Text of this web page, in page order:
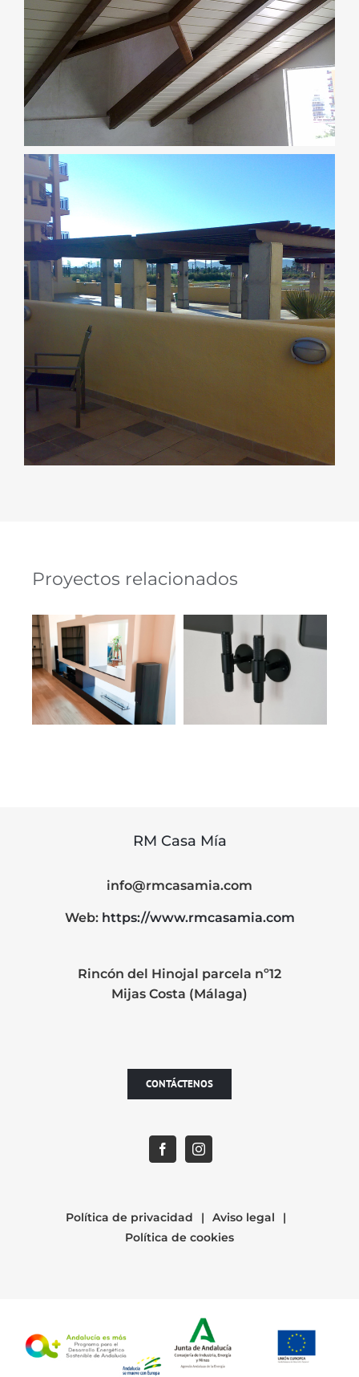
Proyectos relacionados
Puertas
Armarios y
vestidores
RM Casa Mía
info@rmcasamia.com
Web: https://www.rmcasamia.com
Rincón del Hinojal parcela nº12
Mijas Costa (Málaga)
CONTÁCTENOS
Política de privacidad
Aviso legal
Política de cookies